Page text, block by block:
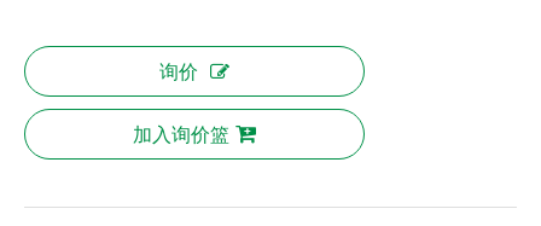
询价
加入询价篮